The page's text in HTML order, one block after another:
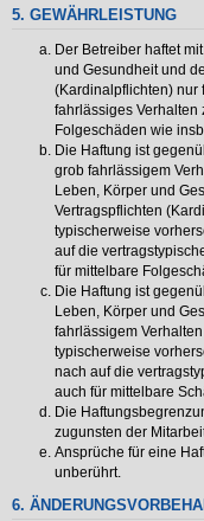
5. GEWÄHRLEISTUNG
Der Betreiber haftet
und Gesundheit und
(Kardinalpflichten) nur
fahrlässiges Verhalten
Folgeschäden wie
Die Haftung ist
grob fahrlässigem
Leben, Körper und
Vertragspflichten
typischerweise
auf die
für mittelbare
Die Haftung ist
Leben, Körper und
fahrlässigem
typischerweise
nach auf die
auch für mittelbare
Die
zugunsten der
Ansprüche für eine
unberührt.
6.